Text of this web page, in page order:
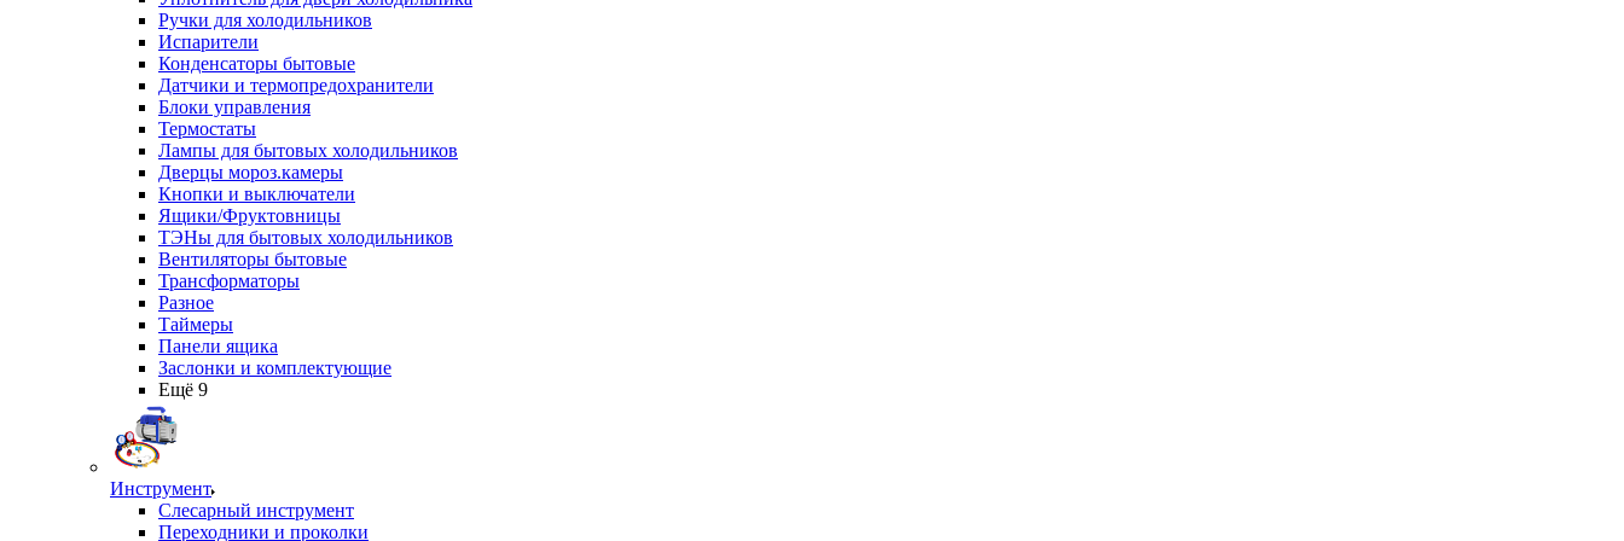
Ручки для холодильников
Испарители
Конденсаторы бытовые
Датчики и термопредохранители
Блоки управления
Термостаты
Лампы для бытовых холодильников
Дверцы мороз.камеры
Кнопки и выключатели
Ящики/Фруктовницы
ТЭНы для бытовых холодильников
Вентиляторы бытовые
Трансформаторы
Разное
Таймеры
Панели ящика
Заслонки и комплектующие
Ещё 9
Инструмент
Слесарный инструмент
Переходники и проколки